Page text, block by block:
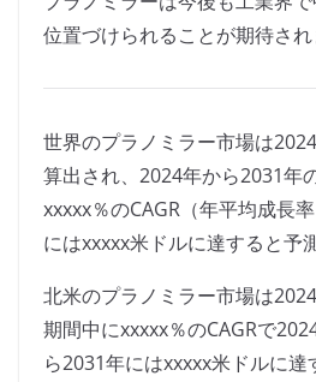
位置づけられることが期待され
世界のプラノミラー市場は
算出され、2024年から2031年
xxxxx％のCAGR（年平均成長
にはxxxxx米ドルに達すると予
北米のプラノミラー市場は
期間中にxxxxx％のCAGRで
ら2031年にはxxxxx米ドルに達